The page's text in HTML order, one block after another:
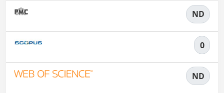
ND
0
ND